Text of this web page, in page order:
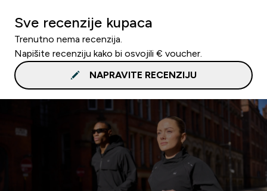
Sve recenzije kupaca
Trenutno nema recenzija.
Napišite recenziju kako bi osvojili € voucher.
NAPRAVITE RECENZIJU